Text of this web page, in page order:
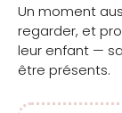
Un moment
regarder, et
leur enfant —
être présents.